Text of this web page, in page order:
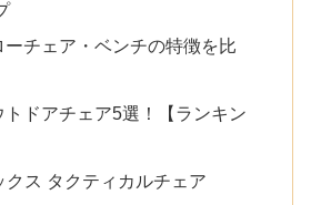
チェア・ベンチの特徴を比
ドアチェア5選！【ランキン
クス タクティカルチェア